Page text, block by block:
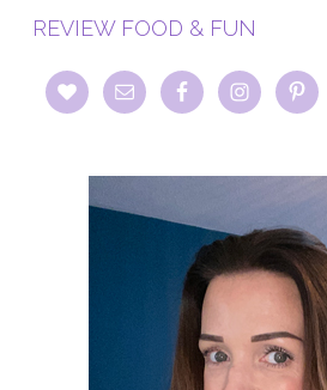
REVIEW FOOD & FUN